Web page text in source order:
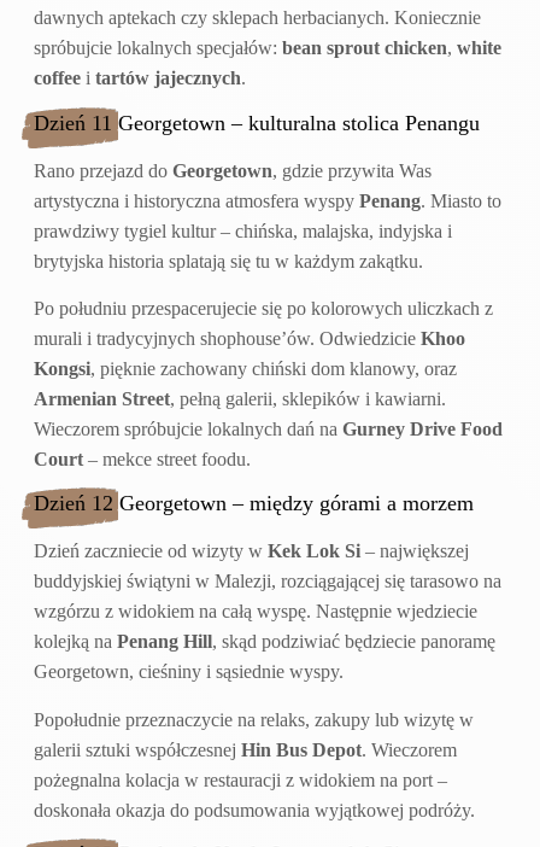
dawnych aptekach czy sklepach herbacianych. Koniecznie
spróbujcie lokalnych specjałów: bean sprout chicken, white
coffee i tartów jajecznych.
Dzień 11 Georgetown – kulturalna stolica Penangu
Rano przejazd do Georgetown, gdzie przywita Was
artystyczna i historyczna atmosfera wyspy Penang. Miasto to
prawdziwy tygiel kultur – chińska, malajska, indyjska i
brytyjska historia splatają się tu w każdym zakątku.
Po południu przespacerujecie się po kolorowych uliczkach z
murali i tradycyjnych shophouse’ów. Odwiedzicie Khoo
Kongsi, pięknie zachowany chiński dom klanowy, oraz
Armenian Street, pełną galerii, sklepików i kawiarni.
Wieczorem spróbujcie lokalnych dań na Gurney Drive Food
Court – mekce street foodu.
Dzień 12 Georgetown – między górami a morzem
Dzień zaczniecie od wizyty w Kek Lok Si – największej
buddyjskiej świątyni w Malezji, rozciągającej się tarasowo na
wzgórzu z widokiem na całą wyspę. Następnie wjedziecie
kolejką na Penang Hill, skąd podziwiać będziecie panoramę
Georgetown, cieśniny i sąsiednie wyspy.
Popołudnie przeznaczycie na relaks, zakupy lub wizytę w
galerii sztuki współczesnej Hin Bus Depot. Wieczorem
pożegnalna kolacja w restauracji z widokiem na port –
doskonała okazja do podsumowania wyjątkowej podróży.